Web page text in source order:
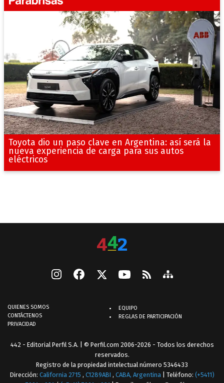
Toyota dio un paso clave en Argentina: así será la
nueva experiencia de carga para sus autos
eléctricos
QUIENES SOMOS
CONTÁCTENOS
PRIVACIDAD
EQUIPO
REGLAS DE PARTICIPACIÓN
442 - Editorial Perfil S.A. | © Perfil.com 2006-2026 - Todos los derechos
reservados.
Registro de la propiedad intelectual número 5346433
Dirección: California 2715 , C1289ABI , CABA, Argentina | Teléfono: (+5411)